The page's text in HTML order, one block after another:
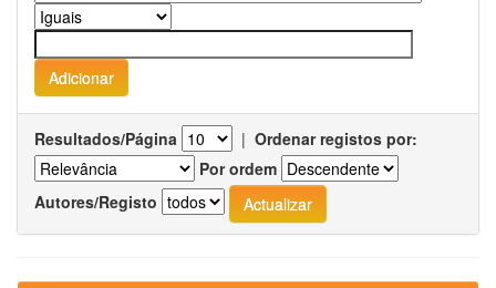
Resultados/Página | Ordenar registos por:
Por ordem
Autores/Registo